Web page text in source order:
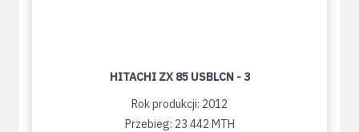
HITACHI ZX 85 USBLCN - 3
Rok produkcji: 2012
Przebieg: 23 442 MTH